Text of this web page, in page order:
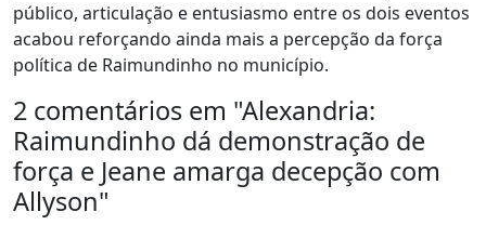
público, articulação e entusiasmo entre os dois eventos
acabou reforçando ainda mais a percepção da força
política de Raimundinho no município.
2 comentários em "Alexandria:
Raimundinho dá demonstração de
força e Jeane amarga decepção com
Allyson"